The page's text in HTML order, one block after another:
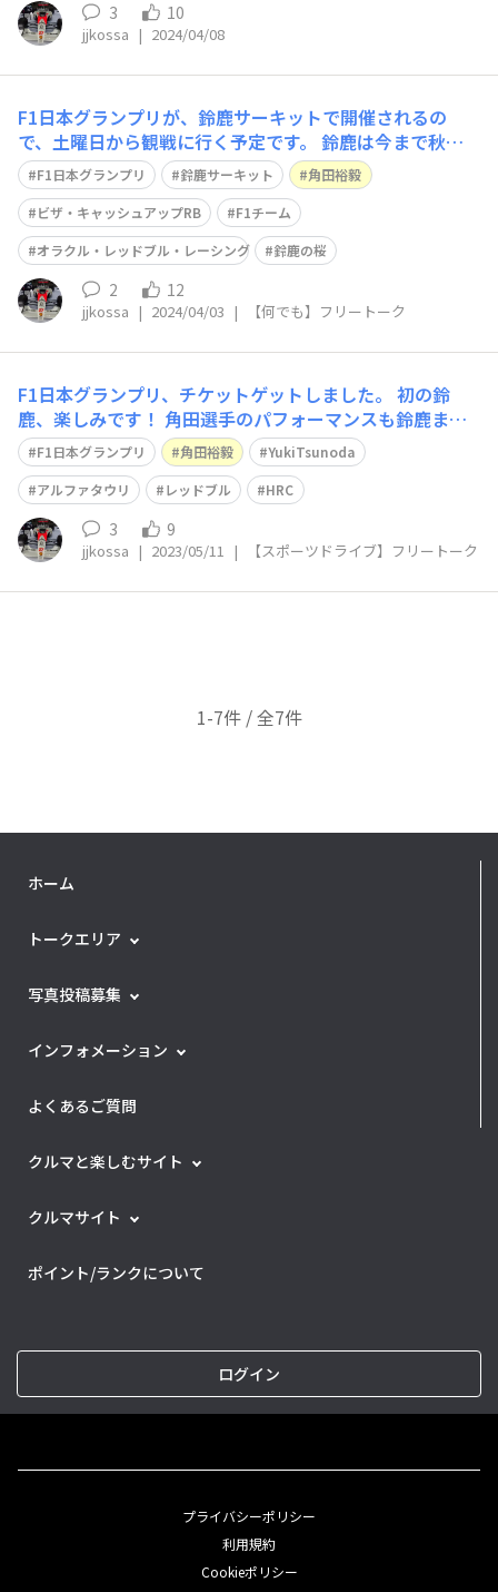
3 10
jjkossa | 2024/04/08
F1日本グランプリが、鈴鹿サーキットで開催されるの
で、土曜日から観戦に行く予定です。 鈴鹿は今まで秋開
催だったが、今年、初めて春開催。 ホンダのパワーユニ
ットを搭載するレッドブルとRB、特にRBの角田裕毅選手
の活躍に期待をしているところです。角田選手は、調子を
上げてきているので、さらなる高みを目指
F1日本グランプリ 鈴鹿サーキット
角田裕毅
ビザ・キャッシュアップRB
F1チーム
オラクル・レッドブル・レーシング
鈴鹿の桜
2 12
jjkossa | 2024/04/03 | 【何でも】フリートーク
F1日本グランプリ、チケットゲットしました。 初の鈴
鹿、楽しみです！ 角田選手のパフォーマンスも鈴鹿まで
アゲアゲできてほしいです。
F1日本グランプリ 角田裕毅
YukiTsunoda
アルファタウリ
レッドブル HRC
3 9
jjkossa | 2023/05/11 | 【スポーツドライブ】フリートーク
1-7件 / 全7件
ホーム
トークエリア
写真投稿募集
インフォメーション
よくあるご質問
クルマと楽しむサイト
クルマサイト
ポイント/ランクについて
ログイン
プライバシーポリシー
利用規約
Cookieポリシー